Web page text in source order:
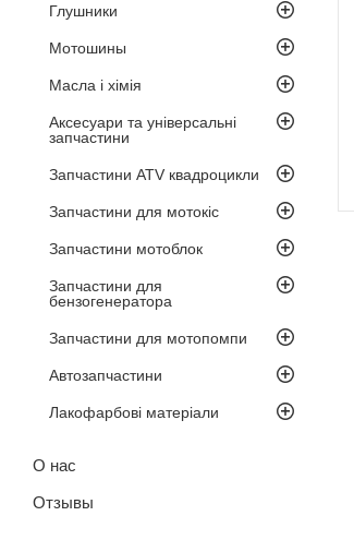
Глушники
Мотошины
Масла і хімія
Аксесуари та універсальні
запчастини
Запчастини ATV квадроцикли
Запчастини для мотокіс
Запчастини мотоблок
Запчастини для
бензогенератора
Запчастини для мотопомпи
Автозапчастини
Лакофарбові матеріали
О нас
Отзывы